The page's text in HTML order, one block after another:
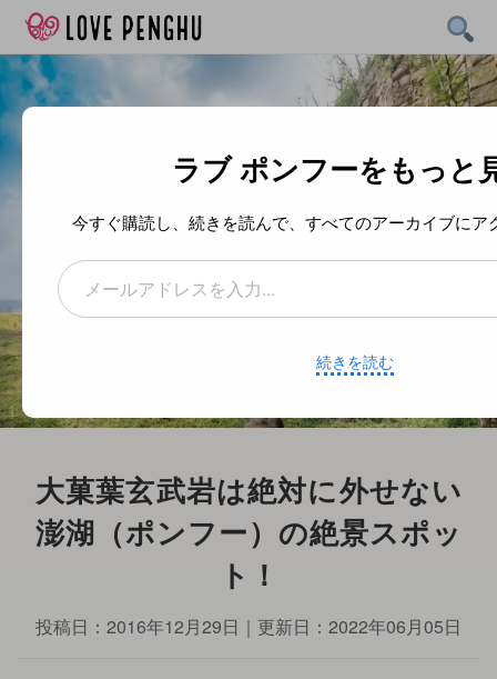
Skip
content
大菓葉玄武岩は絶対に外せない
澎湖（ポンフー）の絶景スポッ
ト！
投稿日： 2016年12月29日 ｜更新日： 2022年06月05日
ラブ ポンフーをもっと
今すぐ購読し、続きを読んで、すべてのアーカイブにア
メールアドレスを入力...
続きを読む